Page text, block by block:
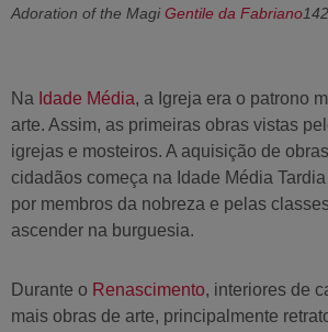
Adoration of the MagiGentile da Fabriano
Na Idade Média, a Igreja era o patrono
arte. Assim, as primeiras obras vistas
igrejas e mosteiros. A aquisição de
cidadãos começa na Idade Média
por membros da nobreza e pelas
ascender na burguesia.
Durante o Renascimento, interiores de
mais obras de arte, principalmente